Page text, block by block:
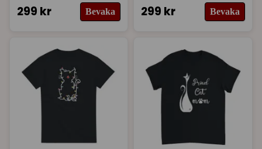
299 kr Bevaka 299 kr Bevaka